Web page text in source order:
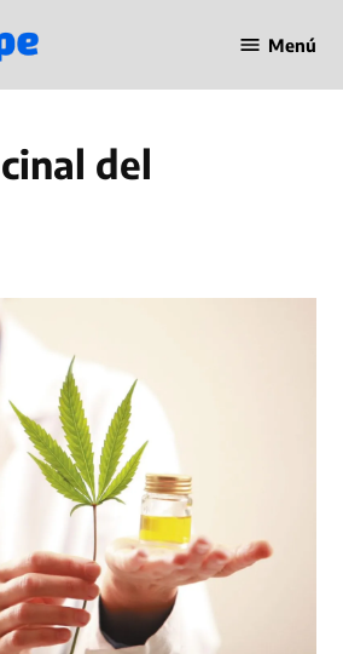
en Línea
Menú